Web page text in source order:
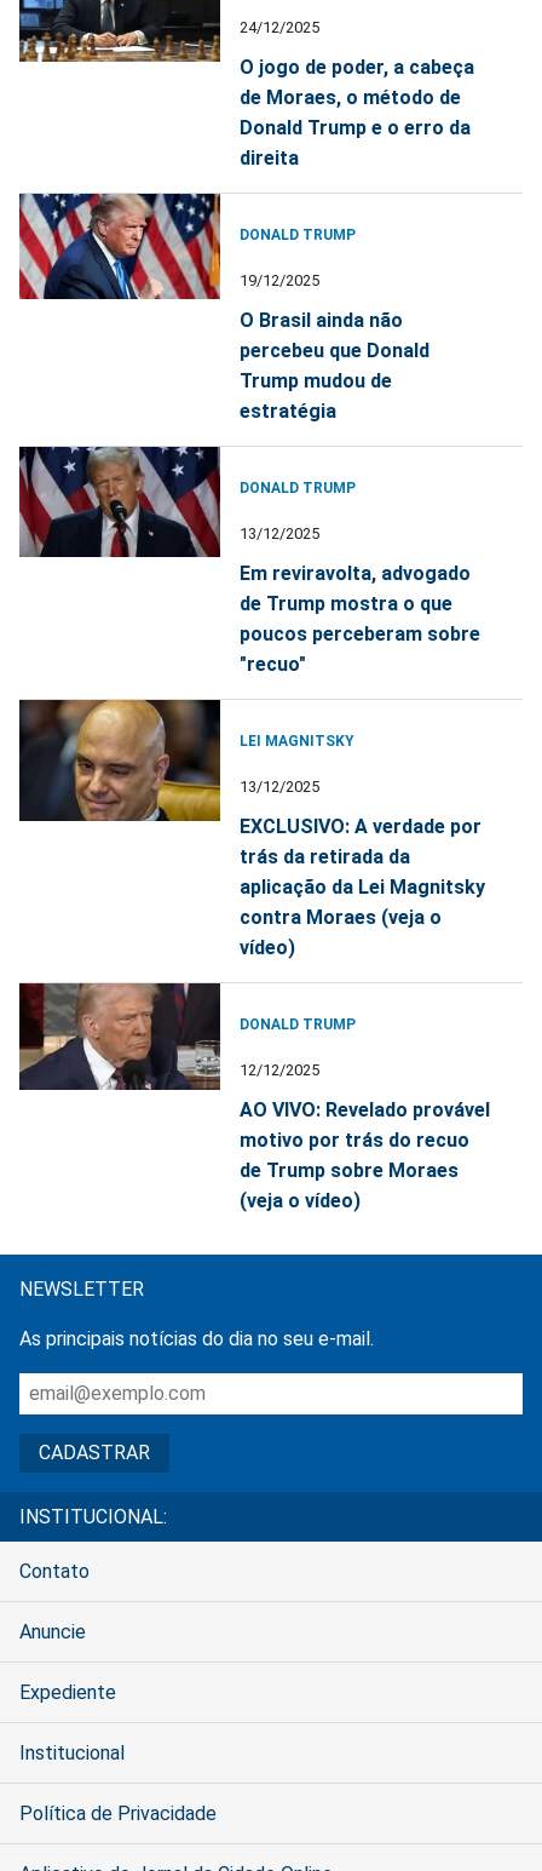
24/12/2025
O jogo de poder, a cabeça
de Moraes, o método de
Donald Trump e o erro da
direita
DONALD TRUMP
19/12/2025
O Brasil ainda não
percebeu que Donald
Trump mudou de
estratégia
DONALD TRUMP
13/12/2025
Em reviravolta, advogado
de Trump mostra o que
poucos perceberam sobre
"recuo"
LEI MAGNITSKY
13/12/2025
EXCLUSIVO: A verdade por
trás da retirada da
aplicação da Lei Magnitsky
contra Moraes (veja o
vídeo)
DONALD TRUMP
12/12/2025
AO VIVO: Revelado provável
motivo por trás do recuo
de Trump sobre Moraes
(veja o vídeo)
NEWSLETTER
As principais notícias do dia no seu e-mail.
INSTITUCIONAL:
Contato
Anuncie
Expediente
Institucional
Política de Privacidade